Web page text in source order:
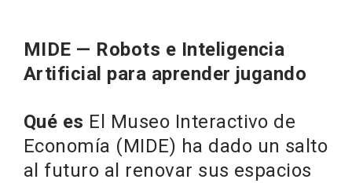
MIDE — Robots e Inteligencia
Artificial para aprender jugando
Qué es El Museo Interactivo de
Economía (MIDE) ha dado un salto
al futuro al renovar sus espacios